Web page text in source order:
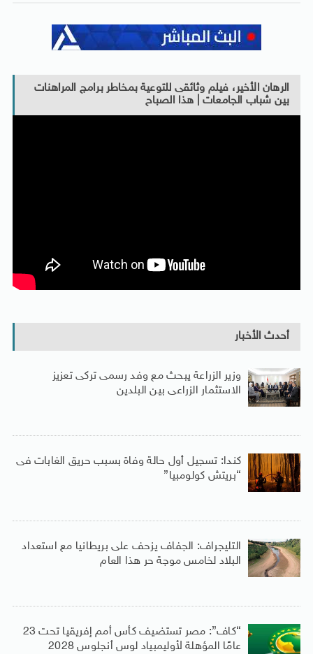
الرهان الأخير، فيلم وثائقى للتوعية بمخاطر برامج المراهنات
بين شباب الجامعات | هذا الصباح
أحدث الأخبار
وزير الزراعة يبحث مع وفد رسمى تركى تعزيز
الاستثمار الزراعى بين البلدين
كندا: تسجيل أول حالة وفاة بسبب حريق الغابات فى
“بريتش كولومبيا”
التليجراف: الجفاف يزحف على بريطانيا مع استعداد
البلاد لخامس موجة حر هذا العام
“كاف”: مصر تستضيف كأس أمم إفريقيا تحت 23
عامًا المؤهلة لأوليمبياد لوس أنجلوس 2028